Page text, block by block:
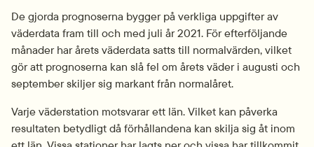
De gjorda prognoserna bygger på verkliga uppgifter av
väderdata fram till och med juli år 2021. För efterföljande
månader har årets väderdata satts till normalvärden, vilket
gör att prognoserna kan slå fel om årets väder i augusti och
september skiljer sig markant från normalåret.
Varje väderstation motsvarar ett län. Vilket kan påverka
resultaten betydligt då förhållandena kan skilja sig åt inom